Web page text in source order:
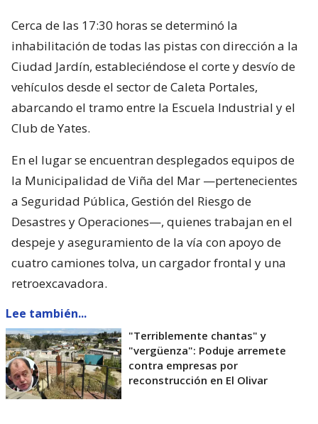
Cerca de las 17:30 horas se determinó la
inhabilitación de todas las pistas con dirección a la
Ciudad Jardín, estableciéndose el corte y desvío de
vehículos desde el sector de Caleta Portales,
abarcando el tramo entre la Escuela Industrial y el
Club de Yates.
En el lugar se encuentran desplegados equipos de
la Municipalidad de Viña del Mar —pertenecientes
a Seguridad Pública, Gestión del Riesgo de
Desastres y Operaciones—, quienes trabajan en el
despeje y aseguramiento de la vía con apoyo de
cuatro camiones tolva, un cargador frontal y una
retroexcavadora.
Lee también...
"Terriblemente chantas" y
"vergüenza": Poduje arremete
contra empresas por
reconstrucción en El Olivar